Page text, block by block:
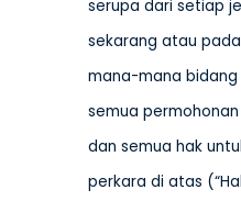
serupa dari setiap
sekarang atau
mana-mana
semua
dan semua hak
perkara di atas